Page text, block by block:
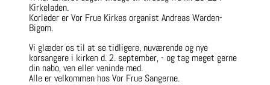
Kirkeladen.
Korleder er Vor Frue Kirkes organist Andreas Warden-
Bigom.
Vi glæder os til at se tidligere, nuværende og nye
korsangere i kirken d. 2. september, - og tag meget gerne
din nabo, ven eller veninde med.
Alle er velkommen hos Vor Frue Sangerne.